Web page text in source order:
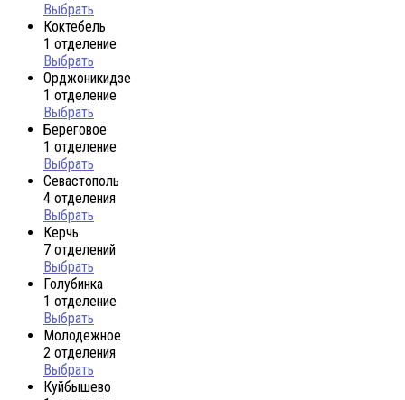
Выбрать
Коктебель
1 отделение
Выбрать
Орджоникидзе
1 отделение
Выбрать
Береговое
1 отделение
Выбрать
Севастополь
4 отделения
Выбрать
Керчь
7 отделений
Выбрать
Голубинка
1 отделение
Выбрать
Молодежное
2 отделения
Выбрать
Куйбышево